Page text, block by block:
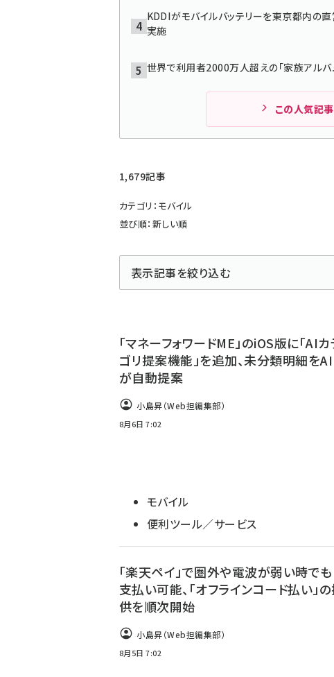
KDDIがモバイルバッテリーを東京都内の
実施
世界で利用者2000万人超えの「家族アルバ
この人気記
1,679記事
カテゴリ：モバイル
並び順：新しい順
表示記事を絞り込む
「マネーフォワードME」のiOS版に「AIカ
ゴリ提案機能」を追加、未分類明細をAI
が自動提案
小島昇（Web担編集部）
8月6日 7:02
モバイル
便利ツール／サービス
「楽天ペイ」で圏外や電波が弱い時でも
支払い可能、「オフラインコード払い」
供を順次開始
小島昇（Web担編集部）
8月5日 7:02